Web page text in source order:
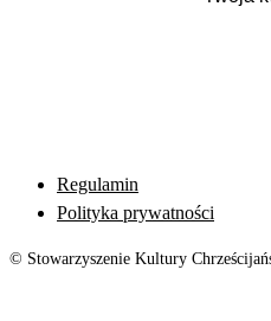
Regulamin
Polityka prywatności
© Stowarzyszenie Kultury